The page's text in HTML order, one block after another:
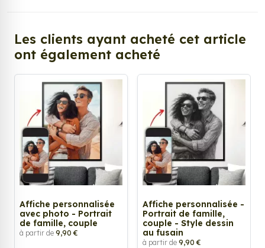
Les clients ayant acheté cet article
ont également acheté
Affiche personnalisée
avec photo - Portrait
de famille, couple
à partir de 9,90 €
Affiche personnalisée -
Portrait de famille,
couple - Style dessin
au fusain
à partir de 9,90 €